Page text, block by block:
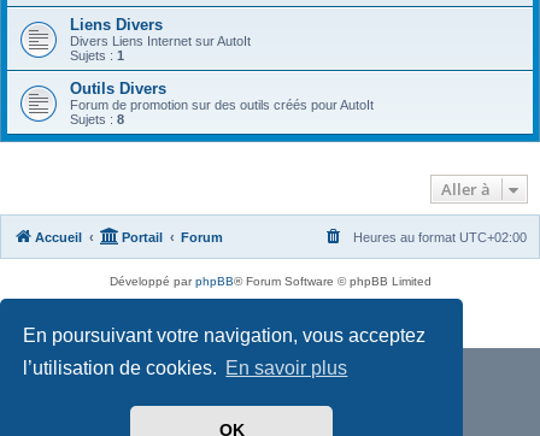
En poursuivant votre navigation, vous acceptez
l’utilisation de cookies. En savoir plus
OK
Liens Divers
Divers Liens Internet sur AutoIt
Sujets : 1
Outils Divers
Forum de promotion sur des outils créés pour AutoIt
Sujets : 8
Aller à
Accueil Portail Forum Heures au format UTC+02:00
Développé parphpBB® Forum Software © phpBB Limited
Traduit parphpBB-fr.com